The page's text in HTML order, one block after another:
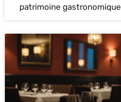
patrimoine gastronomique